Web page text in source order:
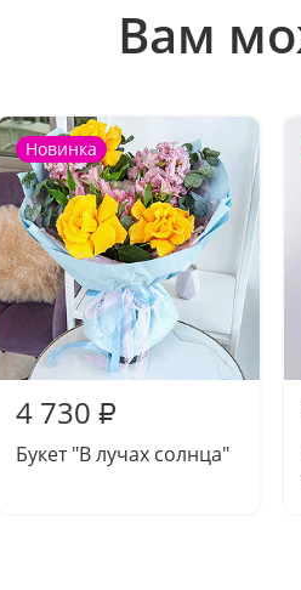
Вам
Новинка
4 730 ₽
Букет "В лучах солнца"